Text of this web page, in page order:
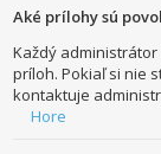
Aké prílohy sú
Každý
príloh. Pokiaľ si nie
kontaktuje
Hore